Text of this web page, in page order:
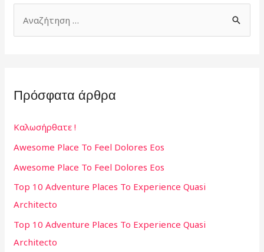
τ
η
γ
ι
α
:
Πρόσφατα άρθρα
Καλωσήρθατε !
Awesome Place To Feel Dolores Eos
Awesome Place To Feel Dolores Eos
Top 10 Adventure Places To Experience Quasi
Architecto
Top 10 Adventure Places To Experience Quasi
Architecto